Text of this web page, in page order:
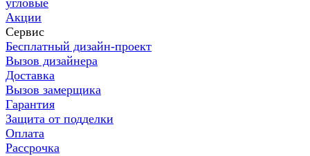
угловые
Акции
Сервис
Бесплатный дизайн-проект
Вызов дизайнера
Доставка
Вызов замерщика
Гарантия
Защита от подделки
Оплата
Рассрочка